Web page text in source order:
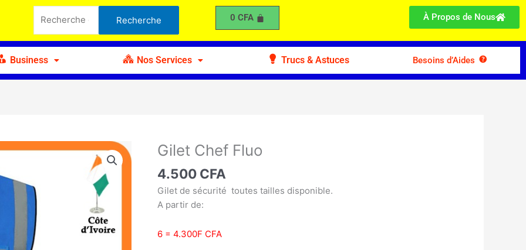
pour :
Recherche 0 CFA À Propos de Nous
Business Nos Services Trucs & Astuces Besoins d’Aides
Gilet Chef Fluo
4.500 CFA
Gilet de sécurité toutes tailles disponible.
A partir de:
6 = 4.300F CFA
quantité
Gilet
Chef
Fluo